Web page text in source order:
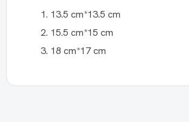
13.5 cm*13.5 cm
15.5 cm*15 cm
18 cm*17 cm